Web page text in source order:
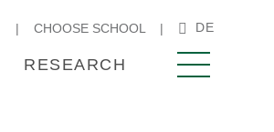
CHOOSE SCHOOL DE
RESEARCH